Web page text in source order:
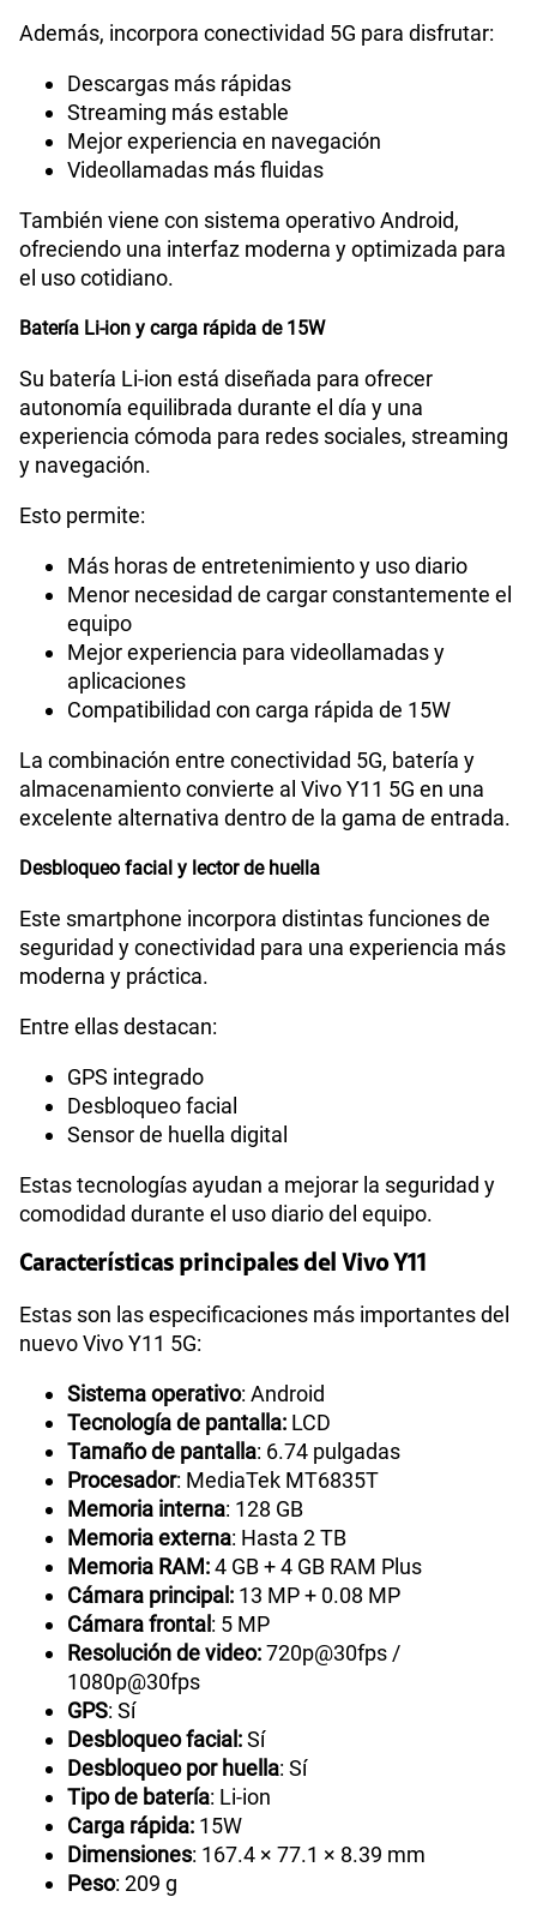
Además, incorpora conectividad 5G para disfrutar:
Descargas más rápidas
Streaming más estable
Mejor experiencia en navegación
Videollamadas más fluidas
También viene con sistema operativo Android,
ofreciendo una interfaz moderna y optimizada para
el uso cotidiano.
Batería Li-ion y carga rápida de 15W
Su batería Li-ion está diseñada para ofrecer
autonomía equilibrada durante el día y una
experiencia cómoda para redes sociales, streaming
y navegación.
Esto permite:
Más horas de entretenimiento y uso diario
Menor necesidad de cargar constantemente el
equipo
Mejor experiencia para videollamadas y
aplicaciones
Compatibilidad con carga rápida de 15W
La combinación entre conectividad 5G, batería y
almacenamiento convierte al Vivo Y11 5G en una
excelente alternativa dentro de la gama de entrada.
Desbloqueo facial y lector de huella
Este smartphone incorpora distintas funciones de
seguridad y conectividad para una experiencia más
moderna y práctica.
Entre ellas destacan:
GPS integrado
Desbloqueo facial
Sensor de huella digital
Estas tecnologías ayudan a mejorar la seguridad y
comodidad durante el uso diario del equipo.
Características principales del Vivo Y11
Estas son las especificaciones más importantes del
nuevo Vivo Y11 5G:
Sistema operativo: Android
Tecnología de pantalla: LCD
Tamaño de pantalla: 6.74 pulgadas
Procesador: MediaTek MT6835T
Memoria interna: 128 GB
Memoria externa: Hasta 2 TB
Memoria RAM:4 GB + 4 GB RAM Plus
Cámara principal: 13 MP + 0.08 MP
Cámara frontal : 5 MP
Resolución de video:720p@30fps /
1080p@30fps
GPS: Sí
Desbloqueo facial:Sí
Desbloqueo por huella: Sí
Tipo de batería: Li-ion
Carga rápida: 15W
Dimensiones: 167.4 × 77.1 × 8.39 mm
Peso: 209 g